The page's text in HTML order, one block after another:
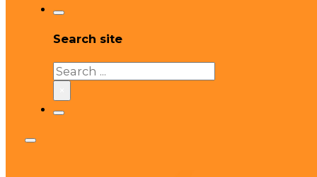
Search site
Search